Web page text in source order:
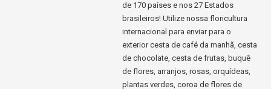
de 170 países e nos 27 Estados
brasileiros! Utilize nossa floricultura
internacional para enviar para o
exterior cesta de café da manhã, cesta
de chocolate, cesta de frutas, buquê
de flores, arranjos, rosas, orquídeas,
plantas verdes, coroa de flores de